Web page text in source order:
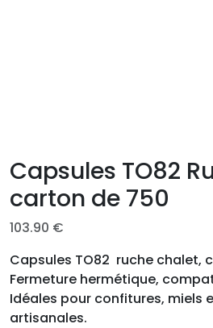
Capsules TO82
carton de 750
103.90 €
Capsules TO82 ruche chalet,
Fermeture hermétique,
Idéales pour confitures, miels
artisanales.